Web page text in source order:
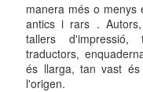
manera més o menys
antics i rars .
tallers d'impressió,
traductors,
és llarga, tan vast
l'origen.